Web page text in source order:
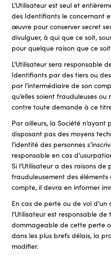
L’Utilisateur est seul et
des Identifiants le concernant
œuvre pour conserver secret
divulguer, à qui que ce soit,
pour quelque raison que ce
L’Utilisateur sera responsable
Identifiants par des tiers ou
par l’intermédiaire de son
qu’elles soient frauduleuses
contre toute demande à ce
Par ailleurs, la Société
disposant pas des moyens
l’identité des personnes
responsable en cas
Si l’Utilisateur a des raisons de
frauduleusement des éléments
compte, il devra en informer
En cas de perte ou de vol
l’Utilisateur est responsable
dommageable de cette perte
dans les plus brefs délais, la
modifier.